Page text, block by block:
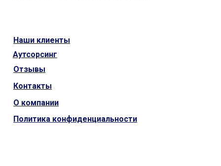
Политика конфиденциальности
О компании
Контакты
Отзывы
Аутсорсинг
Наши клиенты